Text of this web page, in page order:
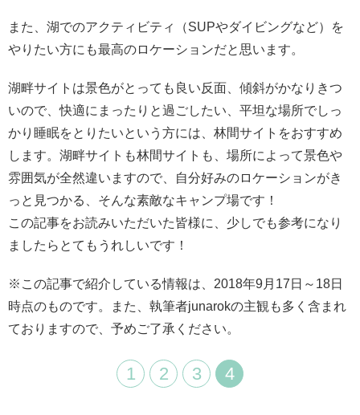
また、湖でのアクティビティ（SUPやダイビングなど）を
やりたい方にも最高のロケーションだと思います。
湖畔サイトは景色がとっても良い反面、傾斜がかなりきつ
いので、快適にまったりと過ごしたい、平坦な場所でしっ
かり睡眠をとりたいという方には、林間サイトをおすすめ
します。 湖畔サイトも林間サイトも、場所によって景色や
雰囲気が全然違いますので、自分好みのロケーションがき
っと見つかる、そんな素敵なキャンプ場です！
この記事をお読みいただいた皆様に、少しでも参考になり
ましたらとてもうれしいです！
※この記事で紹介している情報は、2018年9月17日～18日
時点のものです。また、執筆者junarokの主観も多く含まれ
ておりますので、予めご了承ください。
1 2 3 4